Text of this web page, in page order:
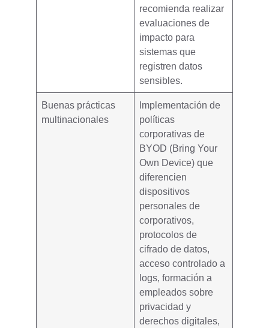
recomienda realizar
evaluaciones de
impacto para
sistemas que
registren datos
sensibles.
Buenas prácticas
multinacionales
Implementación de
políticas
corporativas de
BYOD (Bring Your
Own Device) que
diferencien
dispositivos
personales de
corporativos,
protocolos de
cifrado de datos,
acceso controlado a
logs, formación a
empleados sobre
privacidad y
derechos digitales,